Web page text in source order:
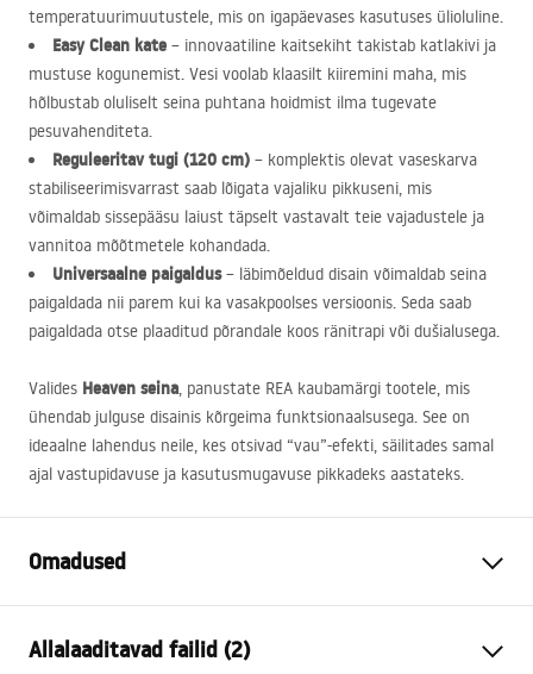
temperatuurimuutustele, mis on igapäevases kasutuses ülioluline.
Easy Clean kate – innovaatiline kaitsekiht takistab katlakivi ja
mustuse kogunemist. Vesi voolab klaasilt kiiremini maha, mis
hõlbustab oluliselt seina puhtana hoidmist ilma tugevate
pesuvahenditeta.
Reguleeritav tugi (120 cm) – komplektis olevat vaseskarva
stabiliseerimisvarrast saab lõigata vajaliku pikkuseni, mis
võimaldab sissepääsu laiust täpselt vastavalt teie vajadustele ja
vannitoa mõõtmetele kohandada.
Universaalne paigaldus– läbimõeldud disain võimaldab seina
paigaldada nii parem kui ka vasakpoolses versioonis. Seda saab
paigaldada otse plaaditud põrandale koos ränitrapi või dušialusega.
Valides Heaven seina, panustate REA kaubamärgi tootele, mis
ühendab julguse disainis kõrgeima funktsionaalsusega. See on
ideaalne lahendus neile, kes otsivad “vau”-efekti, säilitades samal
ajal vastupidavuse ja kasutusmugavuse pikkadeks aastateks.
Omadused
Värv
Allalaaditavad failid (2)